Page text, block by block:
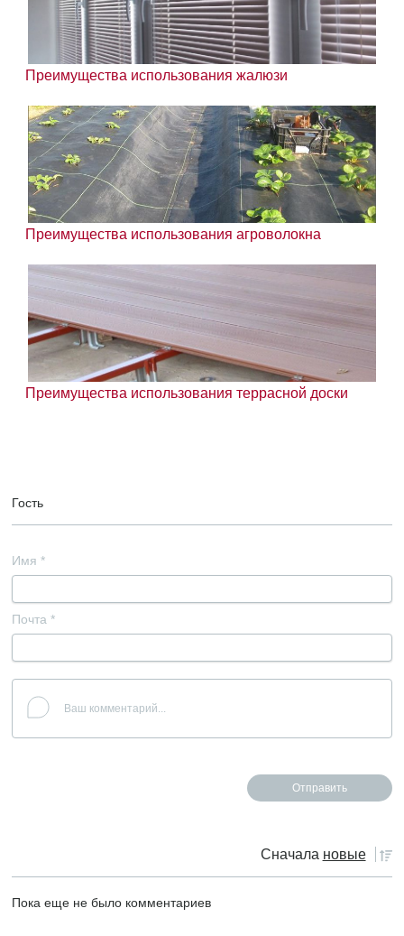
Преимущества использования жалюзи
Преимущества использования агроволокна
Преимущества использования террасной доски
Гость
Имя *
Почта *
Сначала новые
Пока еще не было комментариев